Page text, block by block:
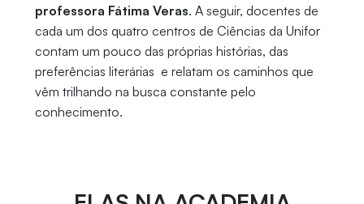
professora Fátima Veras. A seguir, docentes de
cada um dos quatro centros de Ciências da Unifor
contam um pouco das próprias histórias, das
preferências literárias e relatam os caminhos que
vêm trilhando na busca constante pelo
conhecimento.